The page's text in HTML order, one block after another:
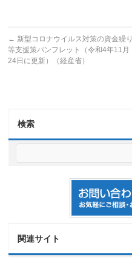
← 新型コロナウイルス対策の資金繰り
等支援策パンフレット（令和4年11月
24日に更新）（経産省）
検索
関連サイト